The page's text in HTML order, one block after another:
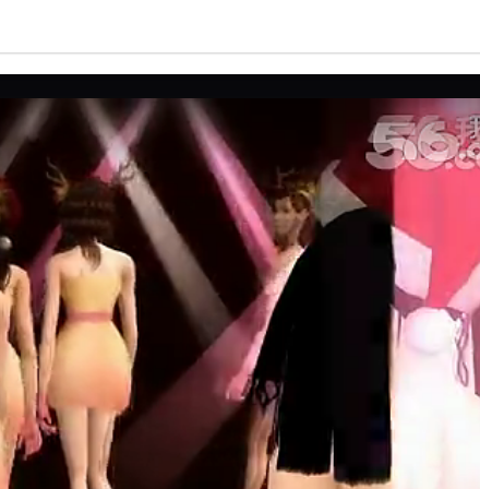
亮度
饱和度